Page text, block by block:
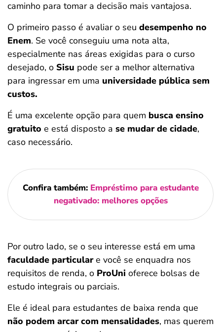
caminho para tomar a decisão mais vantajosa.
O primeiro passo é avaliar o seu desempenho no
Enem. Se você conseguiu uma nota alta,
especialmente nas áreas exigidas para o curso
desejado, o Sisu pode ser a melhor alternativa
para ingressar em uma universidade pública sem
custos.
É uma excelente opção para quem busca ensino
gratuito e está disposto a se mudar de cidade,
caso necessário.
Confira também: Empréstimo para estudante
negativado: melhores opções
Por outro lado, se o seu interesse está em uma
faculdade particulare você se enquadra nos
requisitos de renda, o ProUni oferece bolsas de
estudo integrais ou parciais.
Ele é ideal para estudantes de baixa renda que
não podem arcar com mensalidades, mas querem